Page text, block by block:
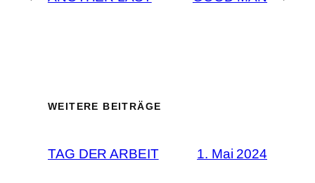
WEITERE BEITRÄGE
TAG DER ARBEIT 1. Mai 2024